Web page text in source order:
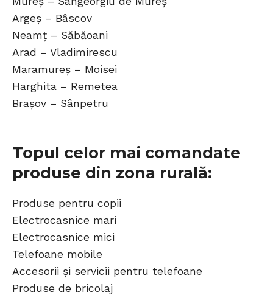
Argeș – Bâscov
Neamț – Săbăoani
Arad – Vladimirescu
Maramureș – Moisei
Harghita – Remetea
Brașov – Sânpetru
Topul celor mai comandate
produse din zona rurală:
Produse pentru copii
Electrocasnice mari
Electrocasnice mici
Telefoane mobile
Accesorii și servicii pentru telefoane
Produse de bricolaj